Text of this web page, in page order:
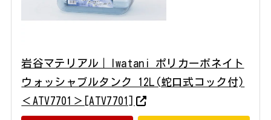
岩谷マテリアル｜Iwatani ポリカーボネイト
ウォッシャブルタンク 12L(蛇口式コック付)
＜ATV7701＞[ATV7701]